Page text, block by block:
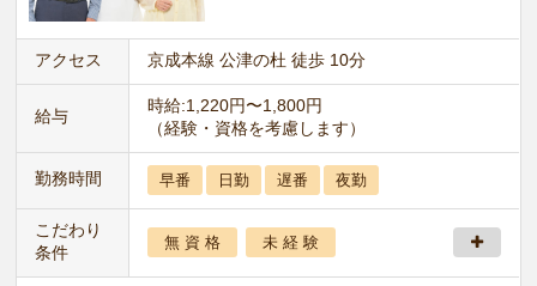
アクセス 京成本線 公津の杜 徒歩 10分
給与
時給:1,220円〜1,800円
（経験・資格を考慮します）
勤務時間 早番 日勤 遅番 夜勤
こだわり
条件
無 資 格 未 経 験